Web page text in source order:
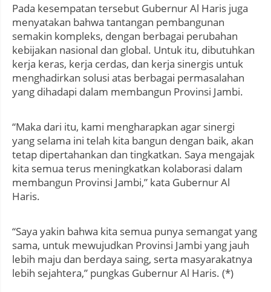
Pada kesempatan tersebut Gubernur Al Haris juga
menyatakan bahwa tantangan pembangunan
semakin kompleks, dengan berbagai perubahan
kebijakan nasional dan global. Untuk itu, dibutuhkan
kerja keras, kerja cerdas, dan kerja sinergis untuk
menghadirkan solusi atas berbagai permasalahan
yang dihadapi dalam membangun Provinsi Jambi.
“Maka dari itu, kami mengharapkan agar sinergi
yang selama ini telah kita bangun dengan baik, akan
tetap dipertahankan dan tingkatkan. Saya mengajak
kita semua terus meningkatkan kolaborasi dalam
membangun Provinsi Jambi,” kata Gubernur Al
Haris.
“Saya yakin bahwa kita semua punya semangat yang
sama, untuk mewujudkan Provinsi Jambi yang jauh
lebih maju dan berdaya saing, serta masyarakatnya
lebih sejahtera,” pungkas Gubernur Al Haris. (*)